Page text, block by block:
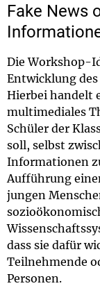
Fake News
Die Workshop-
Entwicklung des
Hierbei handelt
multimediales
Schüler der
soll, selbst
Informationen
Aufführung
jungen
dass sie dafür
Teilnehmende
Personen.